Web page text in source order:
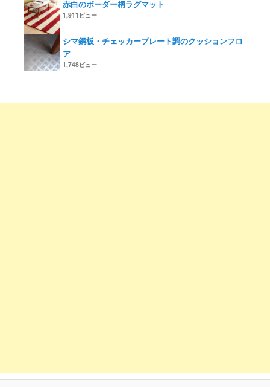
赤白のボーダー柄ラグマット
1,911ビュー
シマ鋼板・チェッカープレート調のクッションフロ
ア
1,748ビュー